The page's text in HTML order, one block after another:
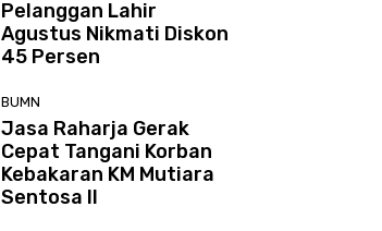
Pelanggan Lahir
Agustus Nikmati Diskon
45 Persen
BUMN
Jasa Raharja Gerak
Cepat Tangani Korban
Kebakaran KM Mutiara
Sentosa II